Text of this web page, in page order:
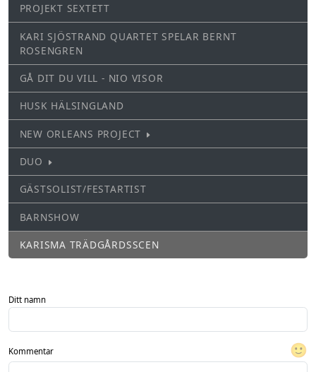
PROJEKT SEXTETT
KARI SJÖSTRAND QUARTET SPELAR BERNT
ROSENGREN
GÅ DIT DU VILL - NIO VISOR
HUSK HÄLSINGLAND
NEW ORLEANS PROJECT
DUO
GÄSTSOLIST/FESTARTIST
BARNSHOW
KARISMA TRÄDGÅRDSSCEN
Ditt namn
Kommentar 🙂